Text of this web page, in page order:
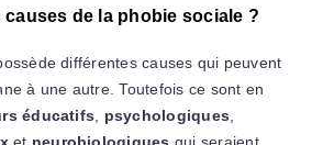
de la phobie sociale ?
différentes causes qui peuvent
à une autre. Toutefois ce sont en
éducatifs, psychologiques,